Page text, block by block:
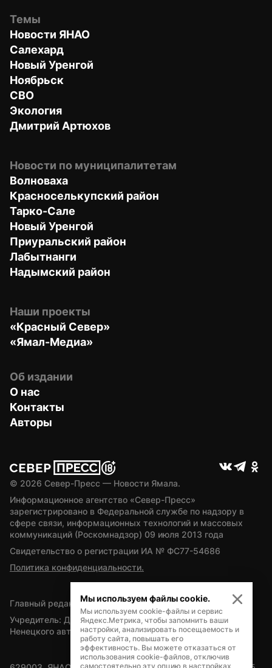
Темы
Новости ЯНАО
Салехард
Новый Уренгой
Ноябрьск
СВО
Экология
Дмитрий Артюхов
Новости по муниципалитетам
Волноваха
Красноселькупский район
Тарко-Сале
Новый Уренгой
Приуральский район
Лабытнанги
Надымский район
Наши проекты
«Красный Север»
«Ямал-Медиа»
Об издании
О нас
Контакты
Авторы
© 2026 Север-Пресс — Новости Ямала.
Информационное агентство «Север-Пресс»
зарегистрировано в Федеральной службе по надзору в
сфере связи, информационных технологий и массовых
коммуникаций (Роскомнадзор) 09 июля 2013 года
Свидетельство о регистрации ИА № ФС77-54686
Политика конфиденциальности.
Главный редактор — А.Л. Поздеев
Учредитель: Департамент внутренней политики Ямало-
Ненецкого автономного округа
Мы используем файлы cookie.
Мы используем cookie-файлы и сервис
Яндекс.Метрика, чтобы запомнить ваши
настройки, анализировать посещаемость и
работу сайта, повышать его
эффективность. Вы можете отказаться от
использования cookie-файлов, отключив
самостоятельно эту опцию в настройках